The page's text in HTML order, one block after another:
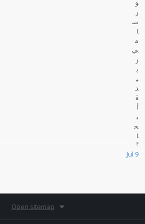
و
ر
س
ا
م
ي
ز
ب
ي
د
ة
أ
ب
ح
ا
ثً
ا عديدة حول القانون والسياسة في العالم الإسلامي.
Jul 9
Open sitemap